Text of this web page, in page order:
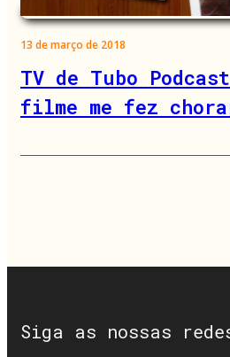
13 de março de 2018
TV de Tubo
filme me fez
Siga as nossas